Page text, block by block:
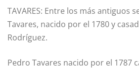
TAVARES: Entre los más antiguos
Tavares, nacido por el 1780 y
Rodríguez.
Pedro Tavares nacido por el 1787